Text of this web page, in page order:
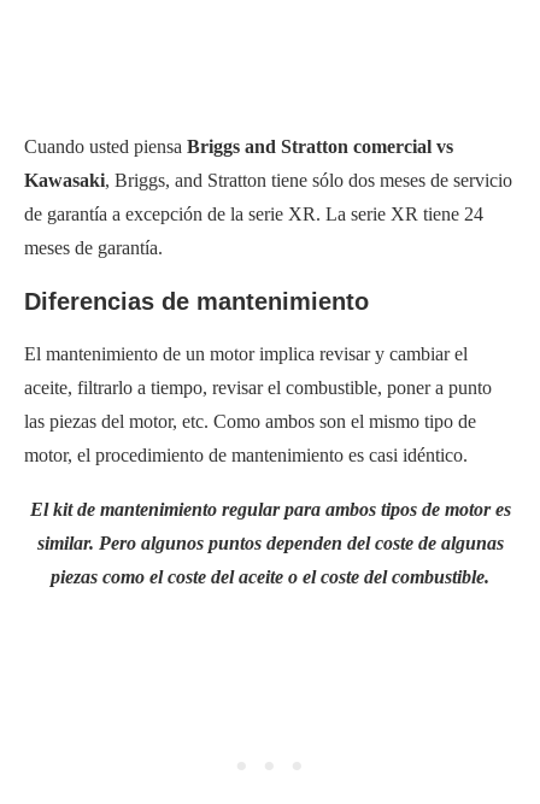
Cuando usted piensa Briggs and Stratton comercial vs
Kawasaki, Briggs, and Stratton tiene sólo dos meses de servicio
de garantía a excepción de la serie XR. La serie XR tiene 24
meses de garantía.
Diferencias de mantenimiento
El mantenimiento de un motor implica revisar y cambiar el
aceite, filtrarlo a tiempo, revisar el combustible, poner a punto
las piezas del motor, etc. Como ambos son el mismo tipo de
motor, el procedimiento de mantenimiento es casi idéntico.
El kit de mantenimiento regular para ambos tipos de motor es
similar. Pero algunos puntos dependen del coste de algunas
piezas como el coste del aceite o el coste del combustible.